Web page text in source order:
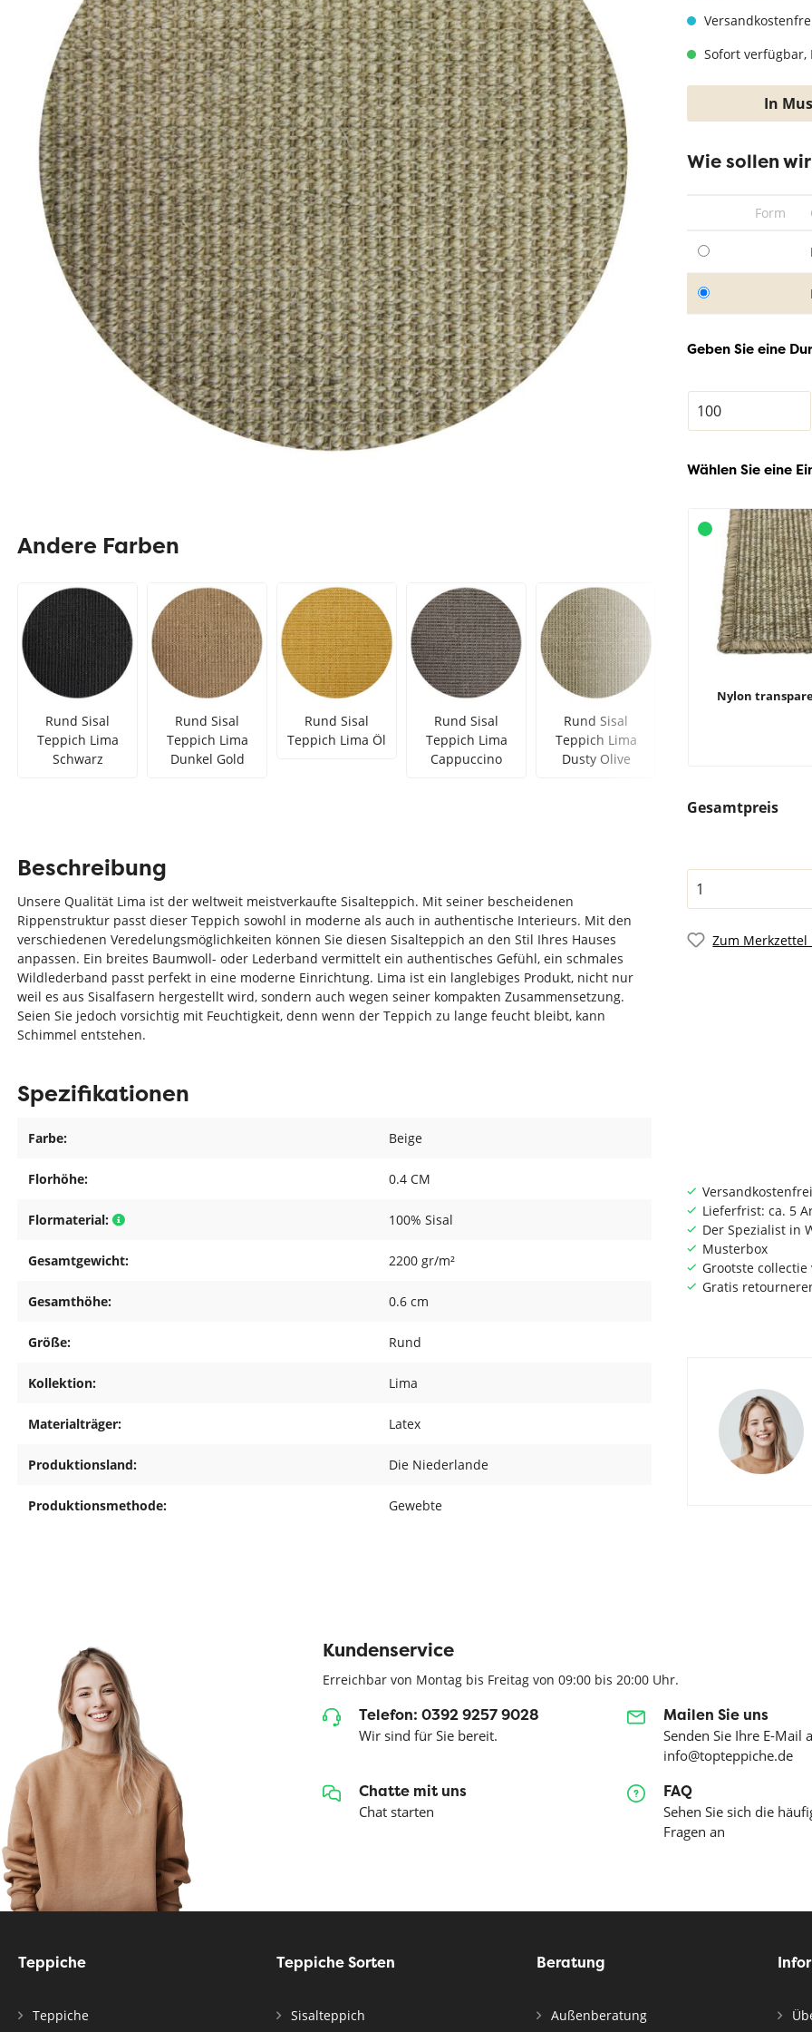
Zur Kategorie Teppich Maße
Teppich Rot Teppich Schwarz Teppich Taupe
Zur Kategorie Teppich Farben
Zur Kategorie Teppich Sorten
Sofort verfügbar,
In
Wie sollen
Form
Geben Sie eine
Wählen Sie eine
Nylon
Gesamtpreis
Zum
Andere Farben
Rund Sisal
Teppich Lima
Schwarz
Rund Sisal
Teppich Lima
Dunkel Gold
Rund Sisal
Teppich Lima Öl
Rund Sisal
Teppich Lima
Cappuccino
Rund Sisal
Teppich Lima
Dusty Olive
Lieferfrist: ca. 5
Der Spezialist in
Musterbox
Grootste
Gratis
Beschreibung
Unsere Qualität Lima ist der weltweit meistverkaufte Sisalteppich. Mit seiner bescheidenen
Rippenstruktur passt dieser Teppich sowohl in moderne als auch in authentische Interieurs. Mit den
verschiedenen Veredelungsmöglichkeiten können Sie diesen Sisalteppich an den Stil Ihres Hauses
anpassen. Ein breites Baumwoll- oder Lederband vermittelt ein authentisches Gefühl, ein schmales
Wildlederband passt perfekt in eine moderne Einrichtung. Lima ist ein langlebiges Produkt, nicht nur
weil es aus Sisalfasern hergestellt wird, sondern auch wegen seiner kompakten Zusammensetzung.
Seien Sie jedoch vorsichtig mit Feuchtigkeit, denn wenn der Teppich zu lange feucht bleibt, kann
Schimmel entstehen.
Spezifikationen
Farbe: Beige
Florhöhe: 0.4 CM
Flormaterial: 100% Sisal
Gesamtgewicht: 2200 gr/m²
Gesamthöhe: 0.6 cm
Größe: Rund
Kollektion: Lima
Materialträger: Latex
Produktionsland: Die Niederlande
Produktionsmethode: Gewebte
Kundenservice
Erreichbar von Montag bis Freitag von 09:00 bis 20:00 Uhr.
Telefon: 0392 9257 9028
Wir sind für Sie bereit.
Mailen Sie uns
Senden Sie Ihre E-Mail
info@topteppiche.de
Chatte mit uns
Chat starten
FAQ
Sehen Sie sich die
Fragen an
Teppiche
Teppiche
Teppiche Sorten
Sisalteppich
Beratung
Außenberatung